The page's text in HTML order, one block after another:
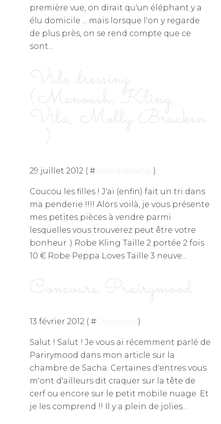
première vue, on dirait qu'un éléphant y a
élu domicile ... mais lorsque l'on y regarde
de plus près, on se rend compte que ce
sont...
Vide dressing
(Manoush, Kling,
Vila, Molly Bracken
...)
29 juillet 2012 ( # Vide dressing )
Coucou les filles ! J'ai (enfin) fait un tri dans
ma penderie !!!! Alors voilà, je vous présente
mes petites pièces à vendre parmi
lesquelles vous trouverez peut être votre
bonheur :) Robe Kling Taille 2 portée 2 fois
10 € Robe Peppa Loves Taille 3 neuve...
Concours Prairymood
13 février 2012 ( # Concours )
Salut ! Salut ! Je vous ai récemment parlé de
Parirymood dans mon article sur la
chambre de Sacha. Certaines d'entres vous
m'ont d'ailleurs dit craquer sur la tête de
cerf ou encore sur le petit mobile nuage. Et
je les comprend !! Il y a plein de jolies...